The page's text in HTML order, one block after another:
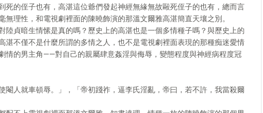
死的侄子也有，高湛這位爺們發起神經無緣無故毆死侄子的也有，總而言
無理性，和電視劇裡面的陳曉飾演的那溫文爾雅高湛簡直天壤之別。
陸貞暗生情愫是真的嗎？歷史上的高湛也是一個多情種子嗎？與歷史上的
湛不僅不是什麼所謂的多情之人，也不是電視劇裡面表現的那種痴迷愛情
情的男主角——對自己的親屬肆意姦淫與侮辱，變態程度與神經病程度冠
閹人就車頓辱。」，「帝初踐祚，逼李氏淫亂，帝曰，若不許，我當殺爾